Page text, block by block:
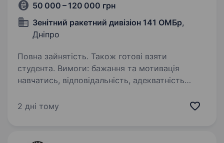
50 000 – 120 000 грн
Зенітний ракетний дивізіон 141 ОМБр,
Дніпро
Повна зайнятість. Також готові взяти
студента. Вимоги: бажання та мотивація
навчатись, відповідальність, адекватність
служба в Збройних Силах України, адекватне
2 дні тому